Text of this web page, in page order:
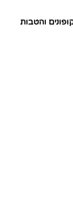
והטבות